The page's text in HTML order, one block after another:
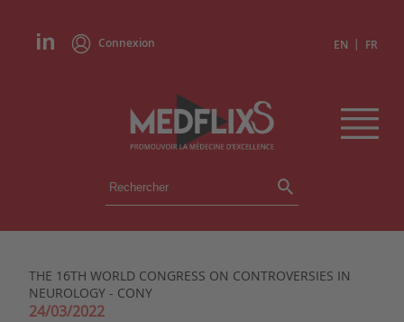
Connexion EN | FR
ÉVÉNEMENTS
INSTITUTIONS
THE 16TH WORLD CONGRESS ON CONTROVERSIES IN
NEUROLOGY - CONY
24/03/2022